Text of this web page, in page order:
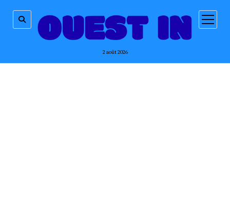
2 août 2026
ouvrir
menu